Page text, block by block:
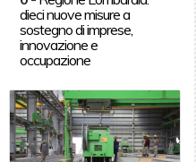
dieci nuove misure a
sostegno di imprese,
innovazione e
occupazione